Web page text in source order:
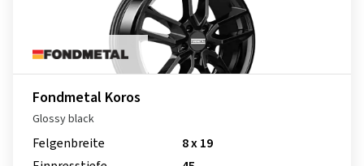
Fondmetal Koros
Glossy black
Felgenbreite
8 x 19